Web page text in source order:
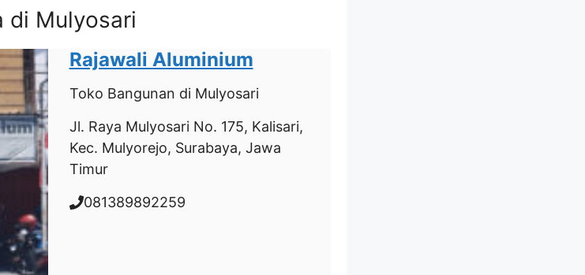
di Mulyosari
Rajawali Aluminium
Toko Bangunan di Mulyosari
Jl. Raya Mulyosari No. 175, Kalisari,
Kec. Mulyorejo, Surabaya, Jawa
Timur
081389892259